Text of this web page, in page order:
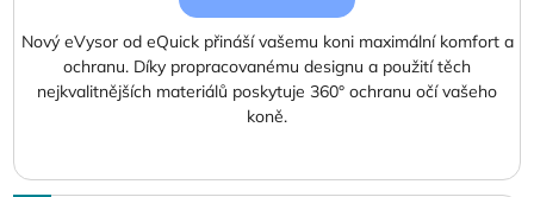
Nový eVysor od eQuick přináší vašemu koni maximální komfort a
ochranu. Díky propracovanému designu a použití těch
nejkvalitnějších materiálů poskytuje 360° ochranu očí vašeho
koně.